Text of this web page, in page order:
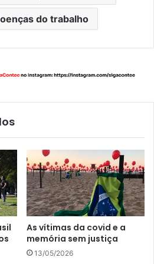
do trabalho
As vítimas da covid e a
memória sem justiça
13/05/2026